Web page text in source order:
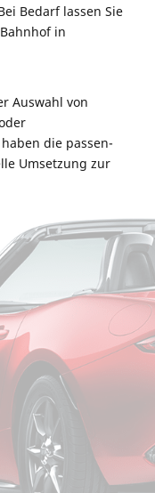
Bedarf lassen Sie
in
Auswahl von
die passen-
Umsetzung zur